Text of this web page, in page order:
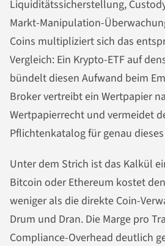
Liquiditätssicherstellung,
Markt-Manipulation-
Coins multipliziert sich das
Vergleich: Ein Krypto-ETF auf
bündelt diesen Aufwand beim
Broker vertreibt ein Wertpapier
Wertpapierrecht und vermeidet
Pflichtenkatalog für genau
Unter dem Strich ist das Kalkül
Bitcoin oder Ethereum kostet
weniger als die direkte Coin-
Drum und Dran. Die Marge pro
Compliance-Overhead deutlich